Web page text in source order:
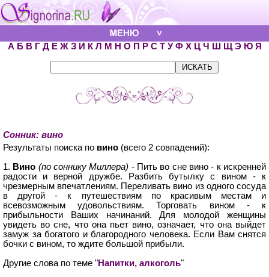
А Б В Г Д Е Ж З И К Л М Н О П Р С Т У Ф Х Ц Ч Ш Щ Э Ю Я
Сонник: вино
Результаты поиска по вино (всего 2 совпадений):
1. Вино (по соннику Миллера) - Пить во сне вино - к искренней
радости и верной дружбе. Разбить бутылку с вином - к
чрезмерным впечатлениям. Переливать вино из одного сосуда
в другой - к путешествиям по красивым местам и
всевозможным удовольствиям. Торговать вином - к
прибыльности Ваших начинаний. Для молодой женщины
увидеть во сне, что она пьет вино, означает, что она выйдет
замуж за богатого и благородного человека. Если Вам снятся
бочки с вином, то ждите большой прибыли.
Другие слова по теме "Напитки, алкоголь"